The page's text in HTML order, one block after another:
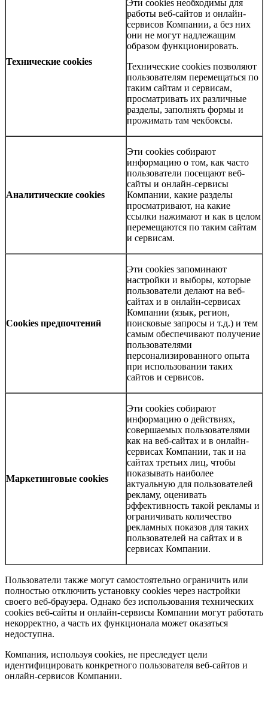
Технические cookies
Эти cookies необходимы для
работы веб-сайтов и онлайн-
сервисов Компании, а без них
они не могут надлежащим
образом функционировать.
Технические cookies позволяют
пользователям перемещаться по
таким сайтам и сервисам,
просматривать их различные
разделы, заполнять формы и
прожимать там чекбоксы.
Аналитические cookies
Эти cookies собирают
информацию о том, как часто
пользователи посещают веб-
сайты и онлайн-сервисы
Компании, какие разделы
просматривают, на какие
ссылки нажимают и как в целом
перемещаются по таким сайтам
и сервисам.
Cookies предпочтений
Эти cookies запоминают
настройки и выборы, которые
пользователи делают на веб-
сайтах и в онлайн-сервисах
Компании (язык, регион,
поисковые запросы и т.д.) и тем
самым обеспечивают получение
пользователями
персонализированного опыта
при использовании таких
сайтов и сервисов.
Маркетинговые cookies
Эти cookies собирают
информацию о действиях,
совершаемых пользователями
как на веб-сайтах и в онлайн-
сервисах Компании, так и на
сайтах третьих лиц, чтобы
показывать наиболее
актуальную для пользователей
рекламу, оценивать
эффективность такой рекламы и
ограничивать количество
рекламных показов для таких
пользователей на сайтах и в
сервисах Компании.
Пользователи также могут самостоятельно ограничить или
полностью отключить установку cookies через настройки
своего веб-браузера. Однако без использования технических
cookies веб-сайты и онлайн-сервисы Компании могут работать
некорректно, а часть их функционала может оказаться
недоступна.
Компания, используя cookies, не преследует цели
идентифицировать конкретного пользователя веб-сайтов и
онлайн-сервисов Компании.